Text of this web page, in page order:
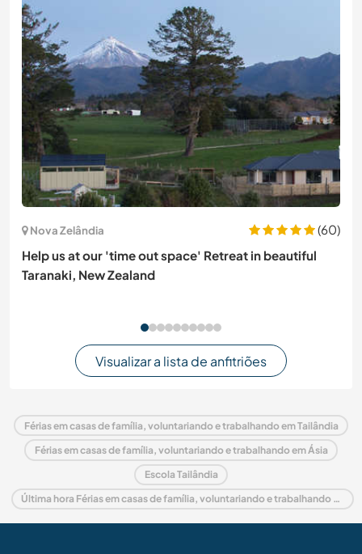
Nova Zelândia
(60)
Help us at our 'time out space' Retreat in beautiful
Taranaki, New Zealand
Visualizar a lista de anfitriões
Férias em casas de família, voluntariando e trabalhando em Tailândia
Férias em casas de família, voluntariando e trabalhando em Ásia
Escola Tailândia
Última hora Férias em casas de família, voluntariando e trabalhando em Tailândia